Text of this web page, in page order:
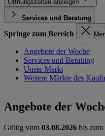
Öffnungszeiten anzeigen
Services und Beratung
Springe zum Bereich
Angebote der Woche
Services und Beratung
Unser Markt
Weitere Märkte des
Angebote der
Gültig vom 03.08.2026 bis zum